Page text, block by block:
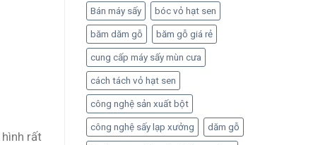
rất
Bán máy sấy bóc vỏ hạt sen
băm dăm gỗ băm gỗ giá rẻ
cung cấp máy sấy mùn cưa
cách tách vỏ hạt sen
công nghệ sản xuất bột
công nghệ sấy lạp xưởng dăm gỗ